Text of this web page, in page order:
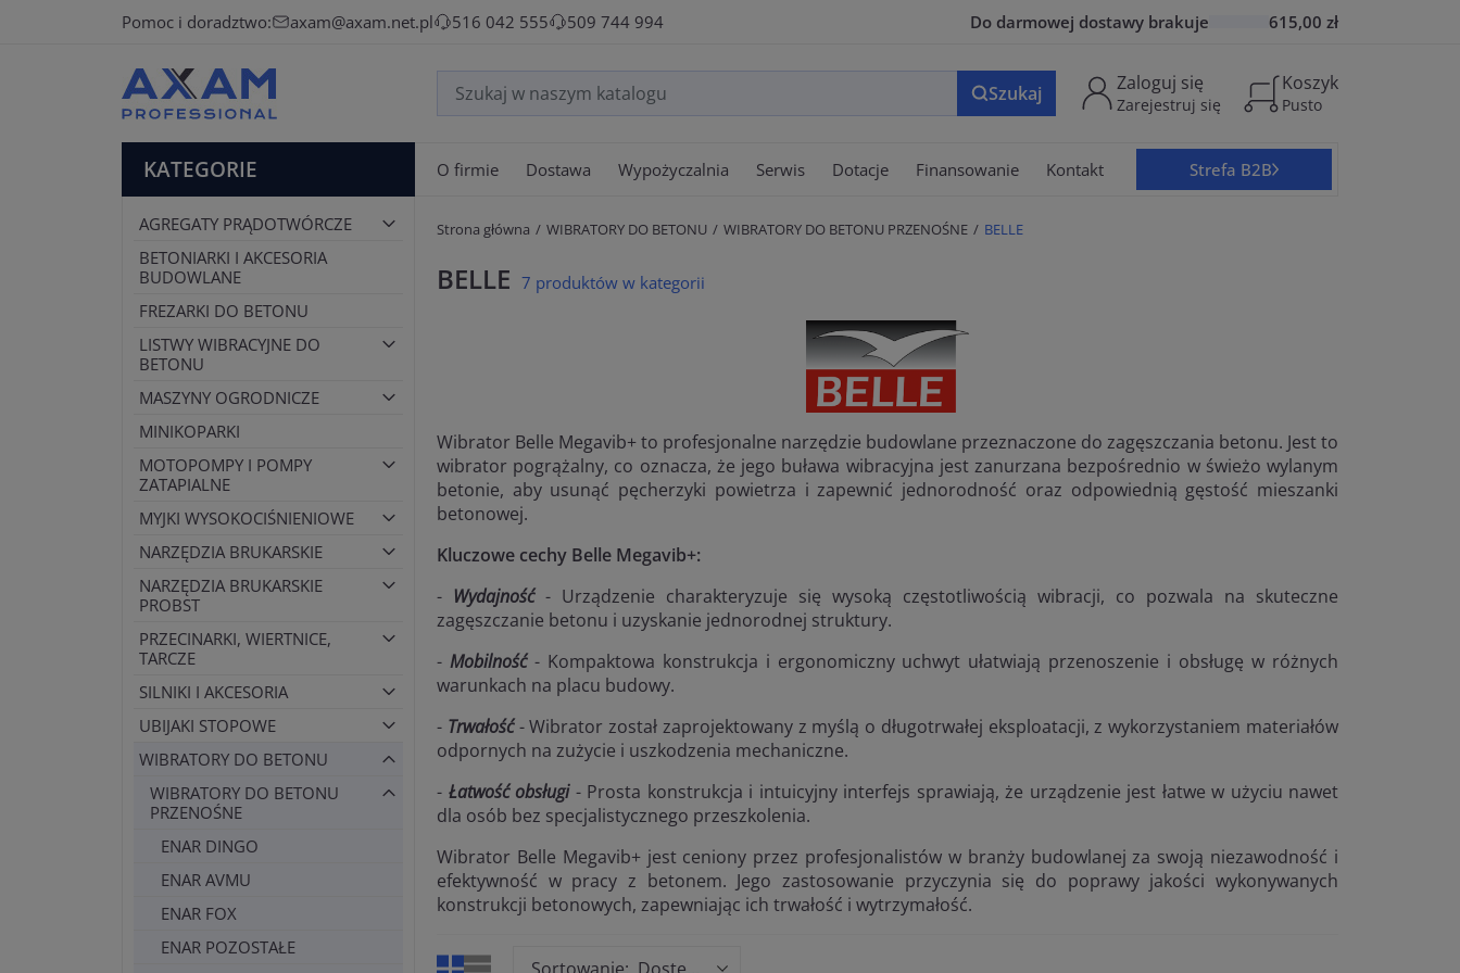
Pomoc i doradztwo: axam@axam.net.pl 516 042 555 509 744 994 Do darmowej dostawy brakuje 615,00 zł
Szukaj Zaloguj się
Zarejestruj się
Koszyk
Pusto
KATEGORIE O firmie Dostawa Wypożyczalnia Serwis Dotacje Finansowanie Kontakt Strefa B2B
AGREGATY PRĄDOTWÓRCZE
BETONIARKI I AKCESORIA
BUDOWLANE
FREZARKI DO BETONU
LISTWY WIBRACYJNE DO
BETONU
MASZYNY OGRODNICZE
MINIKOPARKI
MOTOPOMPY I POMPY
ZATAPIALNE
MYJKI WYSOKOCIŚNIENIOWE
NARZĘDZIA BRUKARSKIE
NARZĘDZIA BRUKARSKIE
PROBST
PRZECINARKI, WIERTNICE,
TARCZE
SILNIKI I AKCESORIA
UBIJAKI STOPOWE
WIBRATORY DO BETONU
WIBRATORY DO BETONU
PRZENOŚNE
ENAR DINGO
ENAR AVMU
ENAR FOX
ENAR POZOSTAŁE
Strona główna WIBRATORY DO BETONU WIBRATORY DO BETONU PRZENOŚNE BELLE
BELLE 7 produktów w kategorii
Wibrator Belle Megavib+ to profesjonalne narzędzie budowlane przeznaczone do zagęszczania betonu. Jest to
wibrator pogrążalny, co oznacza, że jego buława wibracyjna jest zanurzana bezpośrednio w świeżo wylanym
betonie, aby usunąć pęcherzyki powietrza i zapewnić jednorodność oraz odpowiednią gęstość mieszanki
betonowej.
Kluczowe cechy Belle Megavib+:
- Wydajność - Urządzenie charakteryzuje się wysoką częstotliwością wibracji, co pozwala na skuteczne
zagęszczanie betonu i uzyskanie jednorodnej struktury.
- Mobilność - Kompaktowa konstrukcja i ergonomiczny uchwyt ułatwiają przenoszenie i obsługę w różnych
warunkach na placu budowy.
- Trwałość - Wibrator został zaprojektowany z myślą o długotrwałej eksploatacji, z wykorzystaniem materiałów
odpornych na zużycie i uszkodzenia mechaniczne.
- Łatwość obsługi - Prosta konstrukcja i intuicyjny interfejs sprawiają, że urządzenie jest łatwe w użyciu nawet
dla osób bez specjalistycznego przeszkolenia.
Wibrator Belle Megavib+ jest ceniony przez profesjonalistów w branży budowlanej za swoją niezawodność i
efektywność w pracy z betonem. Jego zastosowanie przyczynia się do poprawy jakości wykonywanych
konstrukcji betonowych, zapewniając ich trwałość i wytrzymałość.
Sortowanie: Dostępne